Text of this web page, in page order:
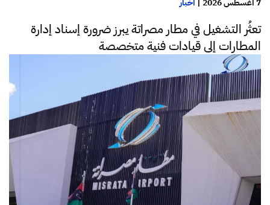
تعثُر التشغيل في مطار مصراتة يبرز ضرورة إسناد إدارة
المطارات إلى قيادات فنية متخصصة